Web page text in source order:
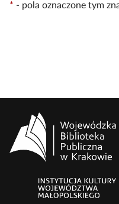
* - pola oznaczone tym